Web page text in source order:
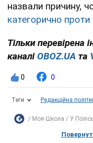
назвали причину,
категорично
Тільки перевірена
каналі OBOZ.UA та
0 0
Теги Редакційна
Моя Школа У